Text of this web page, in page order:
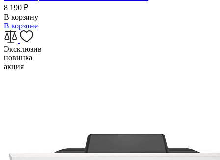
8 190 ₽
В корзину
В корзине
Эксклюзив
новинка
акция